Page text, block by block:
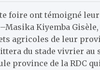
foire ont témoigné
Kiyemba
agricoles de leur
du stade vivrier
province de la RDC